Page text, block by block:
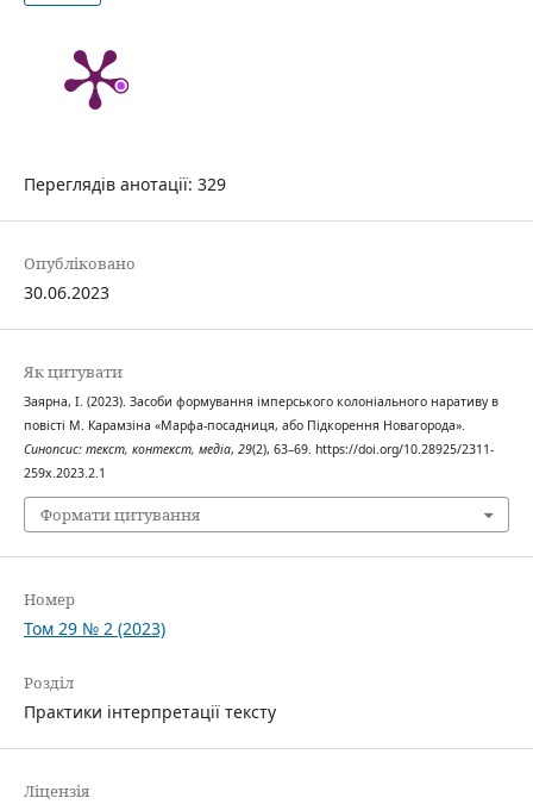
Переглядів анотації: 329
Опубліковано
30.06.2023
Як цитувати
Заярна, І. (2023). Засоби формування імперського колоніального наративу в
повісті М. Карамзіна «Марфа-посадниця, або Підкорення Новагорода».
Синопсис: текст, контекст, медіа, 29(2), 63–69. https://doi.org/10.28925/2311-
259x.2023.2.1
Формати цитування
Номер
Том 29 № 2 (2023)
Розділ
Практики інтерпретації тексту
Ліцензія